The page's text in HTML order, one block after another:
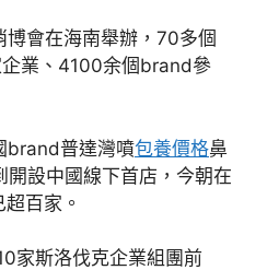
會在海南舉辦，70多個
業、4100余個brand參
brand普達灣噴包養價格鼻
開設中國線下首店，今朝在
百家。
家斯洛伐克企業組團前